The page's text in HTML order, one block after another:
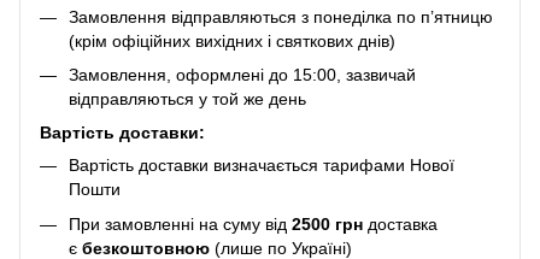
Замовлення відправляються з понеділка по п’ятницю
(крім офіційних вихідних і святкових днів)
Замовлення, оформлені до 15:00, зазвичай
відправляються у той же день
Вартість доставки:
Вартість доставки визначається тарифами Нової
Пошти
При замовленні на суму від 2500 грн доставка
є безкоштовною (лише по Україні)